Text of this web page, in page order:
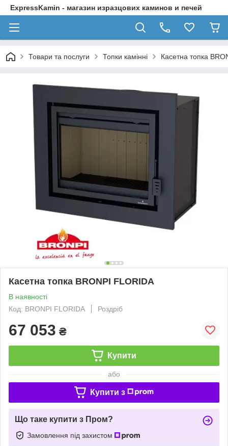
ExpressKamin - магазин изразцових каминов и печей
Товари та послуги Топки камінні Касетна топка
Касетна топка BRONPI FLORIDA
В наявності
Код: BRONPI FLORIDA
Роздріб
67 053 ₴
Купити
або
Купити з
Що таке купити з Пром?
Замовлення під захистом